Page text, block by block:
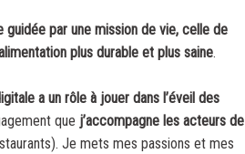
guidée par une mission de vie, celle de
plus durable et plus saine.
a un rôle à jouer dans l’éveil des
que j’accompagne les acteurs de
Je mets mes passions et mes